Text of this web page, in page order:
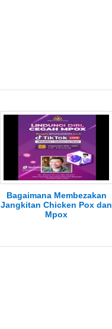
Bagaimana Membezakan
Jangkitan Chicken Pox dan
Mpox